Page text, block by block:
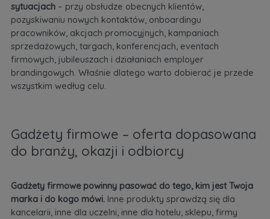
sytuacjach– przy obsłudze obecnych klientów,
pozyskiwaniu nowych kontaktów, onboardingu
pracowników, akcjach promocyjnych, kampaniach
sprzedażowych, targach, konferencjach, eventach
firmowych, jubileuszach i działaniach employer
brandingowych. Właśnie dlatego warto dobierać je przede
wszystkim według celu.
Gadżety firmowe – oferta dopasowana
do branży, okazji i odbiorcy
Gadżety firmowe powinny pasować do tego, kim jest Twoja
marka i do kogo mówi.Inne produkty sprawdzą się dla
kancelarii, inne dla uczelni, inne dla hotelu, sklepu, firmy